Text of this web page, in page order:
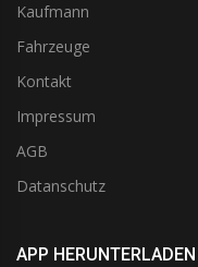
Kaufmann
Fahrzeuge
Kontakt
Impressum
AGB
Datanschutz
APP HERUNTERLADEN